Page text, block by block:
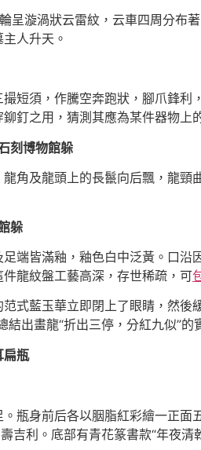
漩渦狀云雷紋，云車四周分布
人升天。
須，作騰空奔跑狀，腳爪鋒利
釘之用，猜測其應為某件器物
刻博物館躲
及龍頭上的長鬣向后飄，龍頸
躲
端皆滿釉，釉色白中泛黃。口沿
龍紋盤工藝高深，存世稀疏，可
藍玉華立即閉上了眼睛，然後
出畫龍“折出三停，分紅九似”的
瓶
身前后各以胭脂紅彩繪一正面
吉利。底部有青花篆書款“年夜清